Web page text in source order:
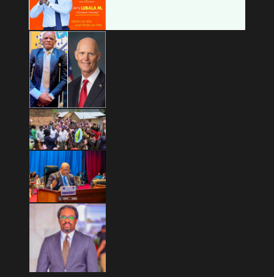
Copyright © 2026 Mashariki RDC | Fièrement Congolais